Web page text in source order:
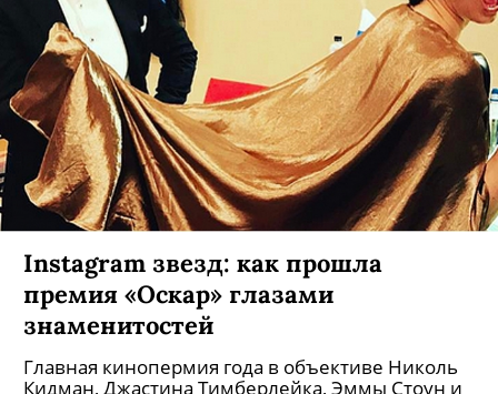
Instagram звезд: как прошла
премия «Оскар» глазами
знаменитостей
Главная кинопермия года в объективе Николь
Кидман, Джастина Тимберлейка, Эммы Стоун и